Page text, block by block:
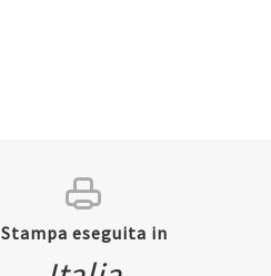
Stampa eseguita in